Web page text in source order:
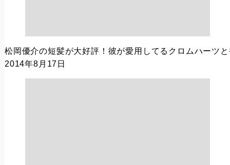
松岡優介の短髪が大好評！彼が愛用してるクロムハーツ
2014年8月17日